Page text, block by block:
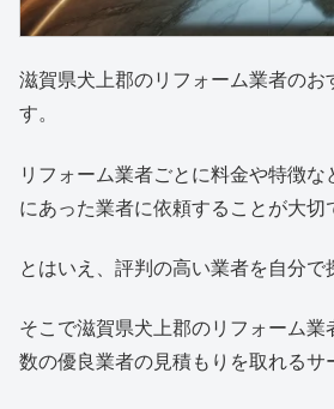
滋賀県犬上郡のリフォーム業者のお
す。
リフォーム業者ごとに料金や特徴な
にあった業者に依頼することが大切
とはいえ、評判の高い業者を自分で
そこで滋賀県犬上郡のリフォーム業
数の優良業者の見積もりを取れるサ